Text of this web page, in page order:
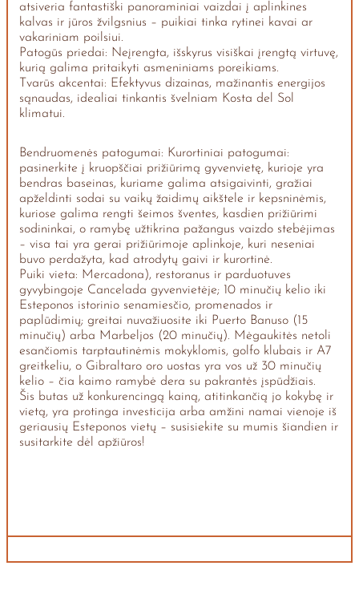
atsiveria fantastiški panoraminiai vaizdai į aplinkines
kalvas ir jūros žvilgsnius – puikiai tinka rytinei kavai ar
vakariniam poilsiui.
Patogūs priedai: Neįrengta, išskyrus visiškai įrengtą virtuvę,
kurią galima pritaikyti asmeniniams poreikiams.
Tvarūs akcentai: Efektyvus dizainas, mažinantis energijos
sąnaudas, idealiai tinkantis švelniam Kosta del Sol
klimatui.
Bendruomenės patogumai: Kurortiniai patogumai:
pasinerkite į kruopščiai prižiūrimą gyvenvietę, kurioje yra
bendras baseinas, kuriame galima atsigaivinti, gražiai
apželdinti sodai su vaikų žaidimų aikštele ir kepsninėmis,
kuriose galima rengti šeimos šventes, kasdien prižiūrimi
sodininkai, o ramybę užtikrina pažangus vaizdo stebėjimas
– visa tai yra gerai prižiūrimoje aplinkoje, kuri neseniai
buvo perdažyta, kad atrodytų gaivi ir kurortinė.
Puiki vieta: Mercadona), restoranus ir parduotuves
gyvybingoje Cancelada gyvenvietėje; 10 minučių kelio iki
Esteponos istorinio senamiesčio, promenados ir
paplūdimių; greitai nuvažiuosite iki Puerto Banuso (15
minučių) arba Marbeljos (20 minučių). Mėgaukitės netoli
esančiomis tarptautinėmis mokyklomis, golfo klubais ir A7
greitkeliu, o Gibraltaro oro uostas yra vos už 30 minučių
kelio – čia kaimo ramybė dera su pakrantės įspūdžiais.
Šis butas už konkurencingą kainą, atitinkančią jo kokybę ir
vietą, yra protinga investicija arba amžini namai vienoje iš
geriausių Esteponos vietų – susisiekite su mumis šiandien ir
susitarkite dėl apžiūros!